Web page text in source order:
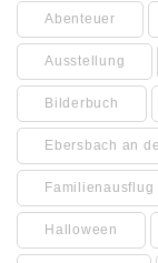
Abenteuer
Ausstellung
Bilderbuch
Ebersbach an
Familienausflug
Halloween